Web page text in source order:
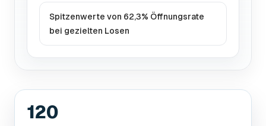
Spitzenwerte von 62,3% Öffnungsrate
bei gezielten Losen
120